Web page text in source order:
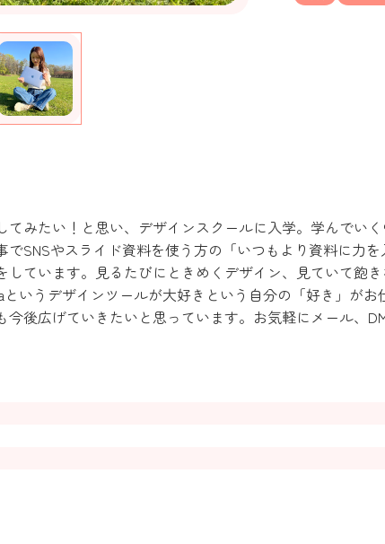
てみたい！と思い、デザインスクールに入学。学んでい
でSNSやスライド資料を使う方の「いつもより資料に力
しています。見るたびにときめくデザイン、見ていて飽
いうデザインツールが大好きという自分の「好き」が
後広げていきたいと思っています。お気軽にメール、